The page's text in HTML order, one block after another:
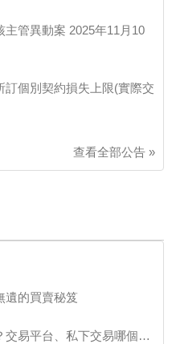
主管異動案 2025年11月10
個別契約損失上限(實際交
查看全部公告 »
遺的買賣秘笈
交易平台、私下交易哪個…